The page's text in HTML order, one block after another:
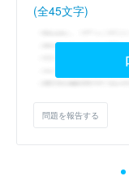
(全45文字)
問題を報告する